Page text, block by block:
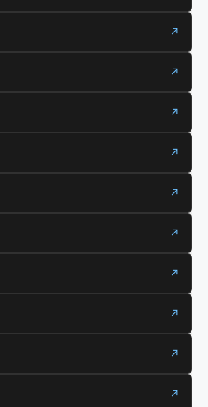
↗
↗
↗
↗
↗
↗
↗
↗
↗
↗